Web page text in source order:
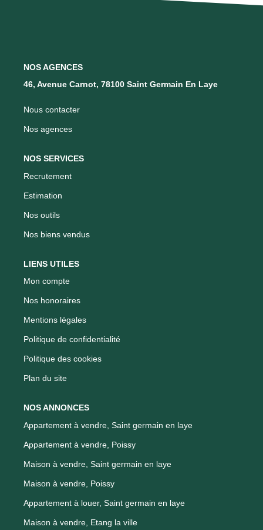
NOS AGENCES
46, Avenue Carnot, 78100 Saint Germain En Laye
Nous contacter
Nos agences
NOS SERVICES
Recrutement
Estimation
Nos outils
Nos biens vendus
LIENS UTILES
Mon compte
Nos honoraires
Mentions légales
Politique de confidentialité
Politique des cookies
Plan du site
NOS ANNONCES
Appartement à vendre, Saint germain en laye
Appartement à vendre, Poissy
Maison à vendre, Saint germain en laye
Maison à vendre, Poissy
Appartement à louer, Saint germain en laye
Maison à vendre, Etang la ville